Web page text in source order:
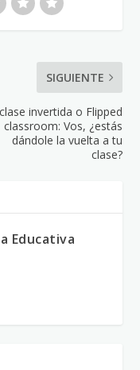
SIGUIENTE
invertida o Flipped
classroom: Vos, ¿estás
dándole la vuelta a tu
clase?
Educativa